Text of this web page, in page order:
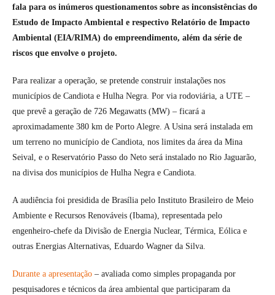
fala para os inúmeros questionamentos sobre as inconsistências do
Estudo de Impacto Ambiental e respectivo Relatório de Impacto
Ambiental (EIA/RIMA) do empreendimento, além da série de
riscos que envolve o projeto.
Para realizar a operação, se pretende construir instalações nos
municípios de Candiota e Hulha Negra. Por via rodoviária, a UTE –
que prevê a geração de 726 Megawatts (MW) – ficará a
aproximadamente 380 km de Porto Alegre. A Usina será instalada em
um terreno no município de Candiota, nos limites da área da Mina
Seival, e o Reservatório Passo do Neto será instalado no Rio Jaguarão,
na divisa dos municípios de Hulha Negra e Candiota.
A audiência foi presidida de Brasília pelo Instituto Brasileiro de Meio
Ambiente e Recursos Renováveis (Ibama), representada pelo
engenheiro-chefe da Divisão de Energia Nuclear, Térmica, Eólica e
outras Energias Alternativas, Eduardo Wagner da Silva.
Durante a apresentação – avaliada como simples propaganda por
pesquisadores e técnicos da área ambiental que participaram da